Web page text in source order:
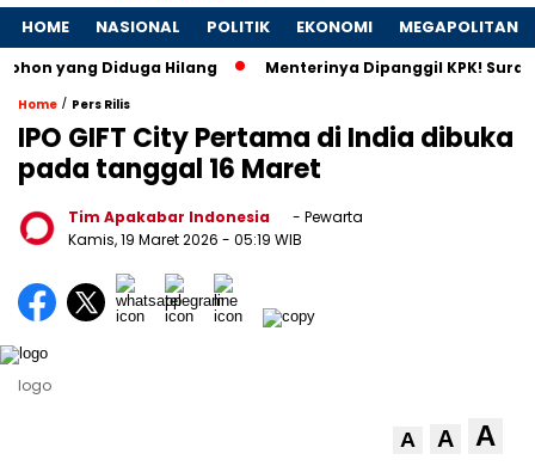
HOME NASIONAL POLITIK EKONOMI MEGAPOLITAN
Diduga Hilang Menterinya Dipanggil KPK! Surat Istri
Home / Pers Rilis
IPO GIFT City Pertama di India dibuka
pada tanggal 16 Maret
Tim Apakabar Indonesia
- Pewarta
Kamis, 19 Maret 2026 - 05:19 WIB
logo
A A A